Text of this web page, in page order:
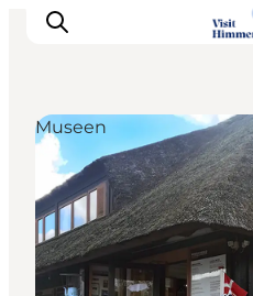
Erlebnisse
Natur
Städte und Orte
Das passiert
Museen